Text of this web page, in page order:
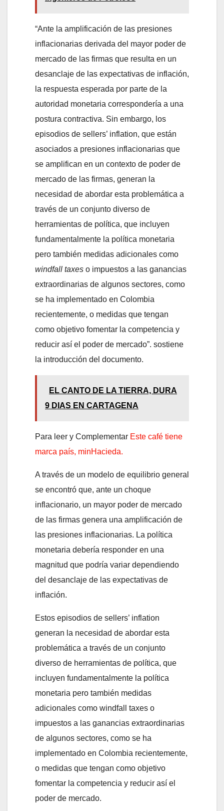
“Ante la amplificación de las presiones
inflacionarias derivada del mayor poder de
mercado de las firmas que resulta en un
desanclaje de las expectativas de inflación,
la respuesta esperada por parte de la
autoridad monetaria correspondería a una
postura contractiva. Sin embargo, los
episodios de sellers’ inflation, que están
asociados a presiones inflacionarias que
se amplifican en un contexto de poder de
mercado de las firmas, generan la
necesidad de abordar esta problemática a
través de un conjunto diverso de
herramientas de política, que incluyen
fundamentalmente la política monetaria
pero también medidas adicionales como
windfall taxes o impuestos a las ganancias
extraordinarias de algunos sectores, como
se ha implementado en Colombia
recientemente, o medidas que tengan
como objetivo fomentar la competencia y
reducir así el poder de mercado”. sostiene
la introducción del documento.
EL CANTO DE LA TIERRA, DURA
9 DIAS EN CARTAGENA
Para leer y Complementar Este café tiene
marca país, minHacieda.
A través de un modelo de equilibrio general
se encontró que, ante un choque
inflacionario, un mayor poder de mercado
de las firmas genera una amplificación de
las presiones inflacionarias. La política
monetaria debería responder en una
magnitud que podría variar dependiendo
del desanclaje de las expectativas de
inflación.
Estos episodios de sellers’ inflation
generan la necesidad de abordar esta
problemática a través de un conjunto
diverso de herramientas de política, que
incluyen fundamentalmente la política
monetaria pero también medidas
adicionales como windfall taxes o
impuestos a las ganancias extraordinarias
de algunos sectores, como se ha
implementado en Colombia recientemente,
o medidas que tengan como objetivo
fomentar la competencia y reducir así el
poder de mercado.